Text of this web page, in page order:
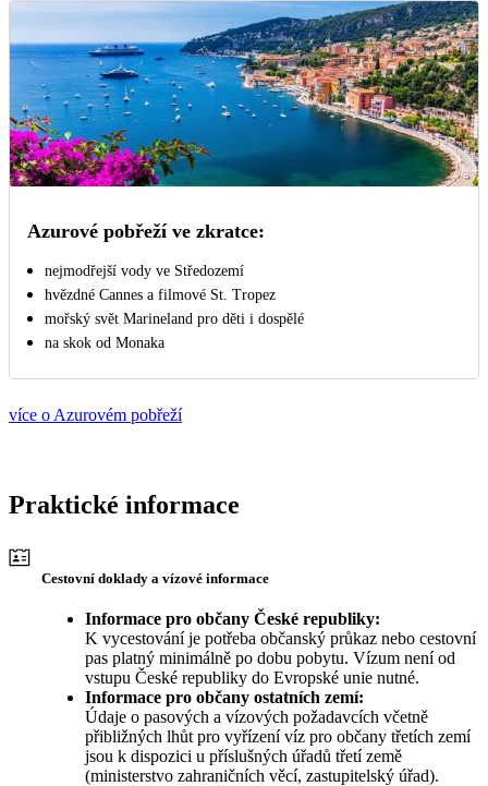
Azurové pobřeží ve zkratce:
nejmodřejší vody ve Středozemí
hvězdné Cannes a filmové St. Tropez
mořský svět Marineland pro děti i dospělé
na skok od Monaka
více o Azurovém pobřeží
Praktické informace
Cestovní doklady a vízové informace
Informace pro občany České republiky:
K vycestování je potřeba občanský průkaz nebo cestovní
pas platný minimálně po dobu pobytu. Vízum není od
vstupu České republiky do Evropské unie nutné.
Informace pro občany ostatních zemí:
Údaje o pasových a vízových požadavcích včetně
přibližných lhůt pro vyřízení víz pro občany třetích zemí
jsou k dispozici u příslušných úřadů třetí země
(ministerstvo zahraničních věcí, zastupitelský úřad).